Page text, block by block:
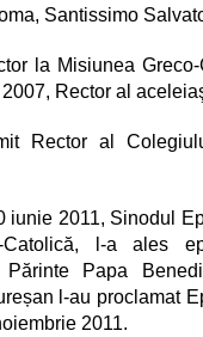
Santissimo
la Misiunea
Rector al
Rector al
iunie 2011, Sinodul
Catolică, l-a ales
Părinte Papa
l-au proclamat
2011.